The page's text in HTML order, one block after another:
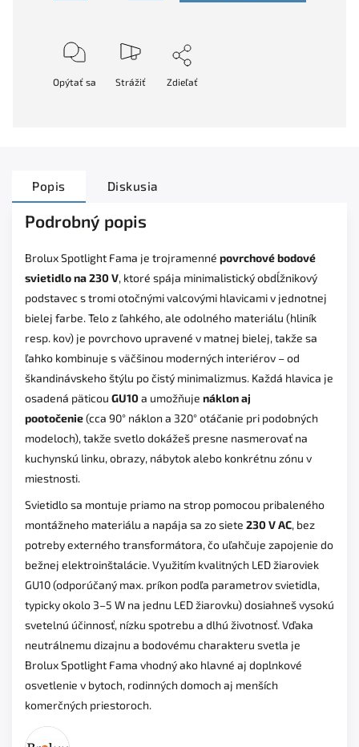
Opýtať sa Strážiť Zdieľať
Popis Diskusia
Podrobný popis
Brolux Spotlight Fama je trojramenné povrchové bodové
svietidlo na 230 V, ktoré spája minimalistický obdĺžnikový
podstavec s tromi otočnými valcovými hlavicami v jednotnej
bielej farbe. Telo z ľahkého, ale odolného materiálu (hliník
resp. kov) je povrchovo upravené v matnej bielej, takže sa
ľahko kombinuje s väčšinou moderných interiérov – od
škandinávskeho štýlu po čistý minimalizmus. Každá hlavica je
osadená päticou GU10a umožňuje náklon aj
pootočenie(cca 90° náklon a 320° otáčanie pri podobných
modeloch), takže svetlo dokážeš presne nasmerovať na
kuchynskú linku, obrazy, nábytok alebo konkrétnu zónu v
miestnosti.
Svietidlo sa montuje priamo na strop pomocou pribaleného
montážneho materiálu a napája sa zo siete 230 V AC, bez
potreby externého transformátora, čo uľahčuje zapojenie do
bežnej elektroinštalácie. Využitím kvalitných LED žiaroviek
GU10 (odporúčaný max. príkon podľa parametrov svietidla,
typicky okolo 3–5 W na jednu LED žiarovku) dosiahneš vysokú
svetelnú účinnosť, nízku spotrebu a dlhú životnosť. Vďaka
neutrálnemu dizajnu a bodovému charakteru svetla je
Brolux Spotlight Fama vhodný ako hlavné aj doplnkové
osvetlenie v bytoch, rodinných domoch aj menších
komerčných priestoroch.